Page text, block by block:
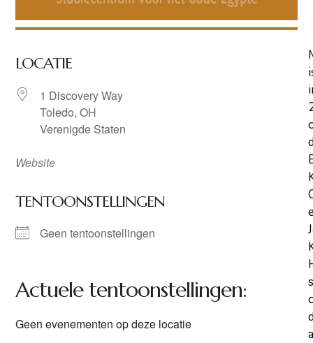
LOCATIE
1 Discovery Way
Toledo, OH
Verenigde Staten
Website
TENTOONSTELLINGEN
Geen tentoonstellingen
Actuele tentoonstellingen:
Geen evenementen op deze locatie